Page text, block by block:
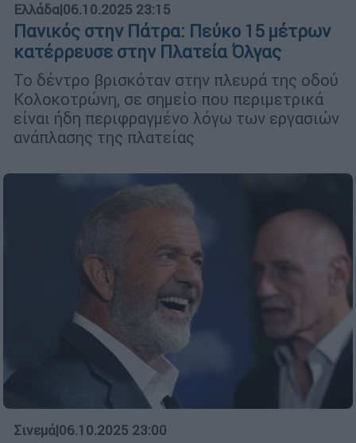
Ελλάδα|06.10.2025 23:15
Πανικός στην Πάτρα: Πεύκο 15 μέτρων
κατέρρευσε στην Πλατεία Όλγας
Το δέντρο βρισκόταν στην πλευρά της οδού
Κολοκοτρώνη, σε σημείο που περιμετρικά
είναι ήδη περιφραγμένο λόγω των εργασιών
ανάπλασης της πλατείας
Σινεμά|06.10.2025 23:00